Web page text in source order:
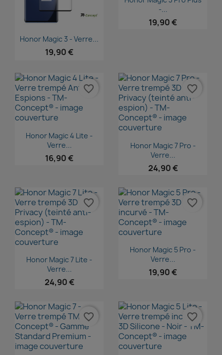
Aperçu rapide
Honor Magic 3 - Verre...
19,90 €
-...
19,90 €
Aperçu rapide
Honor Magic 4 Lite -
Verre...
16,90 €
favorite_border
Aperçu rapide
Honor Magic 7 Pro -
Verre...
24,90 €
favorite_border
Aperçu rapide
Honor Magic 7 Lite -
Verre...
24,90 €
favorite_border
Aperçu rapide
Honor Magic 5 Pro -
Verre...
19,90 €
favorite_border
favorite_border favorite_border